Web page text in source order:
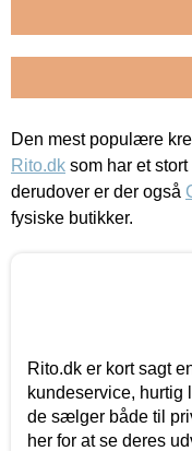
Den mest populære
Rito.dk som har et
derudover er der også
fysiske butikker.
Rito.dk er kort sagt
kundeservice, hurtig
de sælger både til
her for at se deres